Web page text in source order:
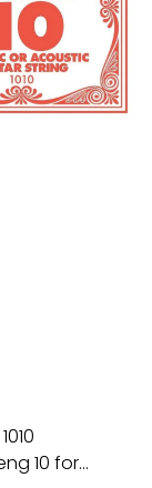
10 for